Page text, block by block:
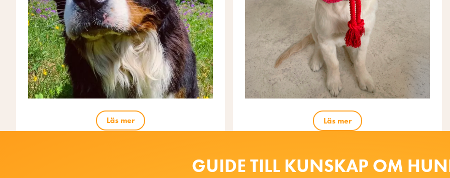
Läs mer Läs mer
GUIDE TILL KUNSKAP OM